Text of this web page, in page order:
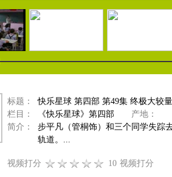
标题：
快乐星球 第四部 第49集 终极大较量
栏目：
《快乐星球》第四部 产地：
简介：
步平凡（管桐饰）和三个同学失踪
轨道。...
视频打分
10 视频打分